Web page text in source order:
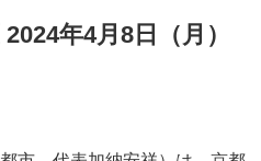
年4月8日（月）